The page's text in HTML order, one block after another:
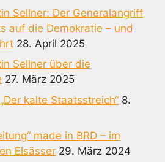
Sellner: Der Generalangriff
auf die Demokratie – und
28. April 2025
Sellner über die
27. März 2025
kalte Staatsstreich“ 8.
made in BRD – im
Elsässer 29. März 2024